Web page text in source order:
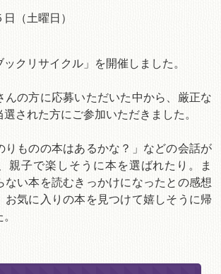
（土曜日）
ックリサイクル」を開催しました。
んの方に応募いただいた中から、厳正な
された方にご参加いただきました。
りものの本はあるかな？」などの会話が
親子で楽しそうに本を選ばれたり。ま
ない本を読むきっかけになったとの感想
お気に入りの本を見つけて嬉しそうに帰